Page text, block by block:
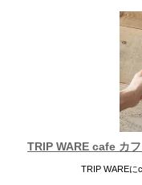
TRIP WARE cafe カ
TRIP WAREに